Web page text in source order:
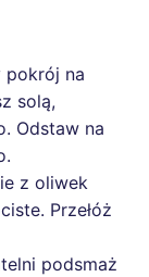
pokrój na
solą,
Odstaw na
z oliwek
Przełóż
podsmaż